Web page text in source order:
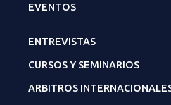
EVENTOS
ENTREVISTAS
CURSOS Y SEMINARIOS
ARBITROS